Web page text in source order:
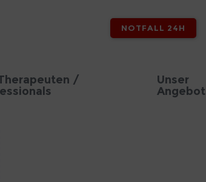
NOTFALL 24H
/
Unser
Angebot